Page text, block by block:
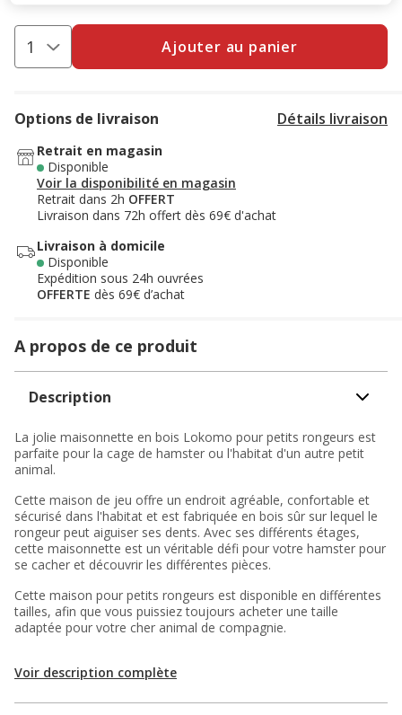
Ajouter au panier
Options de livraison Détails livraison
Retrait en magasin
Disponible
Voir la disponibilité en magasin
Retrait dans 2h OFFERT
Livraison dans 72h offert dès 69€ d'achat
Livraison à domicile
Disponible
Expédition sous 24h ouvrées
OFFERTE dès 69€ d’achat
A propos de ce produit
Description
La jolie maisonnette en bois Lokomo pour petits rongeurs est
parfaite pour la cage de hamster ou l'habitat d'un autre petit
animal.
Cette maison de jeu offre un endroit agréable, confortable et
sécurisé dans l'habitat et est fabriquée en bois sûr sur lequel le
rongeur peut aiguiser ses dents. Avec ses différents étages,
cette maisonnette est un véritable défi pour votre hamster pour
se cacher et découvrir les différentes pièces.
Cette maison pour petits rongeurs est disponible en différentes
tailles, afin que vous puissiez toujours acheter une taille
adaptée pour votre cher animal de compagnie.
Voir description complète